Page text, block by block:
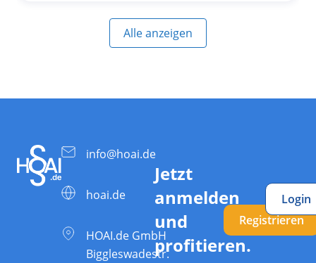
Alle anzeigen
info@hoai.de
hoai.de
HOAI.de GmbH
Biggleswadestr.
Jetzt
anmelden
und
profitieren.
Registrieren
Login